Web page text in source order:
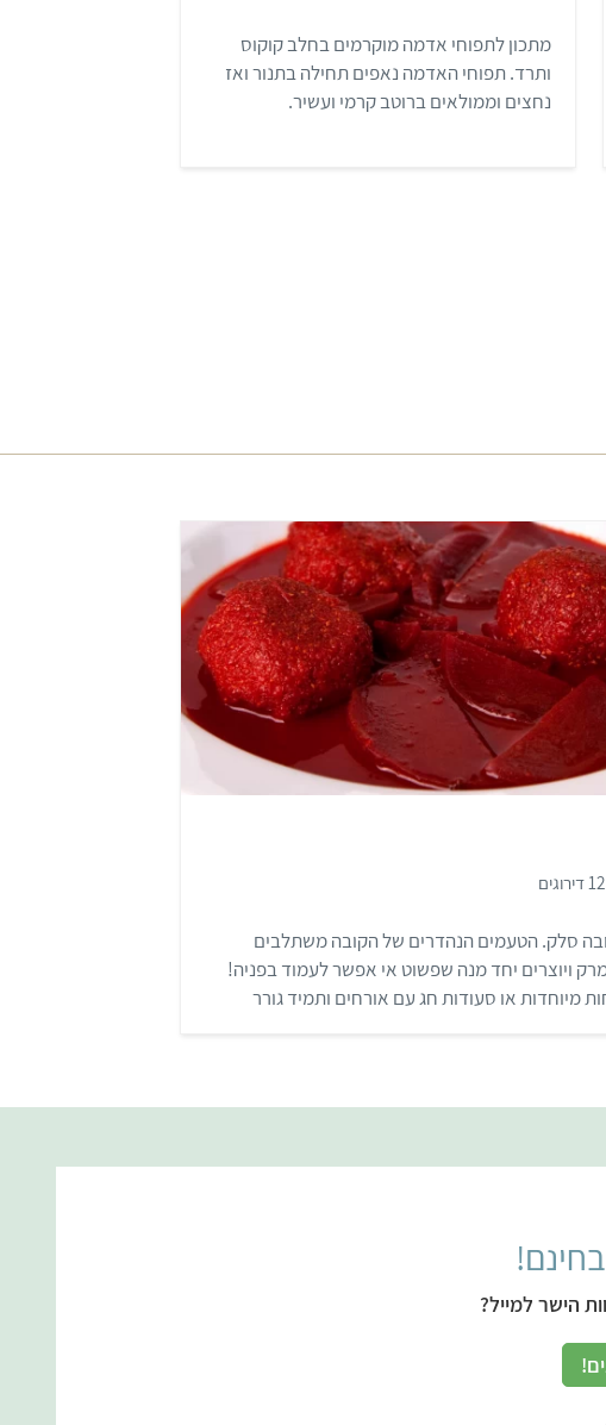
מ
ו
ך
5
מתכון לתפוחי אדמה מוקרמים בחלב קוקוס
ותרד. תפוחי האדמה נאפים תחילה בתנור ואז
נחצים וממולאים ברוטב קרמי ועשיר.
15 קובות (5 מנות מרק) עיראקי
מ
ו
ך
5
סלק. הטעמים הנהדרים של הקובה משתלבים
ויוצרים יחד מנה שפשוט אי אפשר לעמוד בפניה!
מיוחדות או סעודות חג עם אורחים ותמיד גורר
הישר למייל?